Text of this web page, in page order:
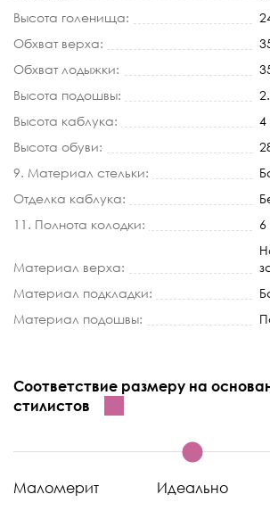
Высота голенища:
Обхват верха:
Обхват лодыжки:
Высота подошвы:
Высота каблука:
Высота обуви:
9. Материал стельки:
Отделка каблука:
11. Полнота колодки:
6
Материал верха:
Материал подкладки:
Материал подошвы:
Соответствие размеру на
стилистов
Маломерит Идеально